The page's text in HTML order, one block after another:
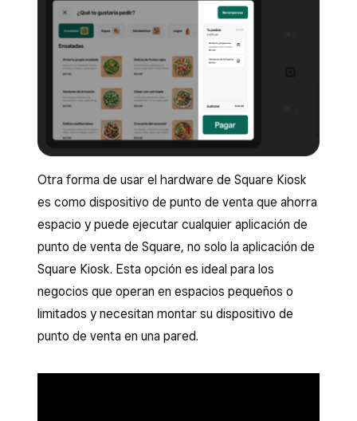
Otra forma de usar el hardware de Square Kiosk
es como dispositivo de punto de venta que ahorra
espacio y puede ejecutar cualquier aplicación de
punto de venta de Square, no solo la aplicación de
Square Kiosk. Esta opción es ideal para los
negocios que operan en espacios pequeños o
limitados y necesitan montar su dispositivo de
punto de venta en una pared.